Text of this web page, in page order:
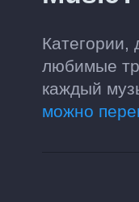
Категории,
любимые
каждый
можно